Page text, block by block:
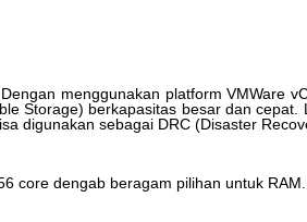
Dengan menggunakan platform VMWare
Storage) berkapasitas besar dan cepat
digunakan sebagai DRC (Disaster
core dengab beragam pilihan untuk RAM